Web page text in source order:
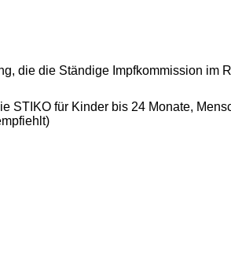
die die Ständige Impfkommission im
STIKO für Kinder bis 24 Monate,